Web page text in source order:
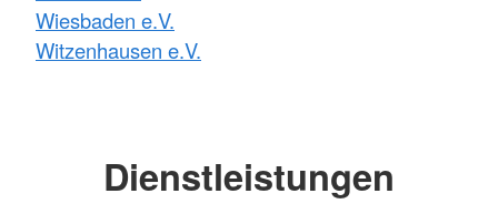
Wiesbaden e.V.
Witzenhausen e.V.
Dienstleistungen